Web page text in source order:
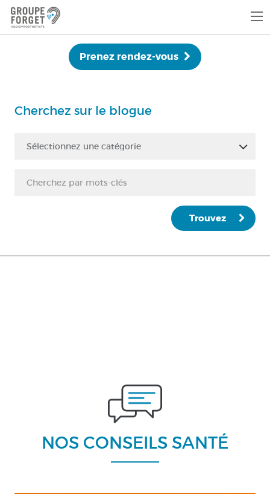
Prenez rendez-vous
Cherchez sur le blogue
Sélectionnez une catégorie
Trouvez
NOS CONSEILS SANTÉ